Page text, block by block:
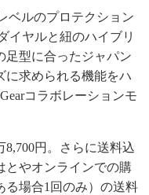
ベルのプロテクション
イヤルと紐のハイブリ
足型に合ったジャパン
に求められる機能をハ
コラボレーションモ
円。さらに送料込
とやオンラインでの購
る場合1回のみ）の送料